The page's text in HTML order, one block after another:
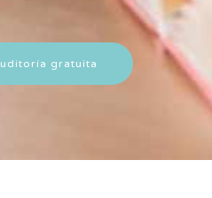
gratuita